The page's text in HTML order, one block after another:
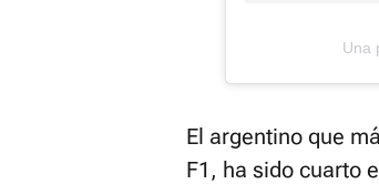
Una
El argentino que
F1, ha sido cuarto